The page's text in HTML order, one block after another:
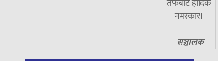
तर्फबाट हार्दिक
नमस्कार।
सञ्चालक